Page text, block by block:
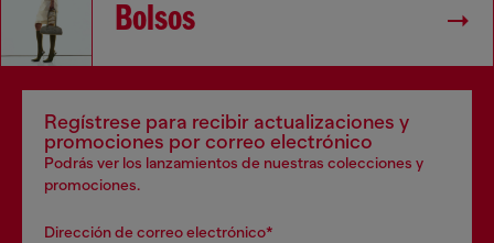
Bolsos
Regístrese para recibir actualizaciones y
promociones por correo electrónico
Podrás ver los lanzamientos de nuestras colecciones y
promociones.
Dirección de correo electrónico*